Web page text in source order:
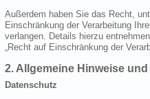
Außerdem haben Sie das Recht,
Einschränkung der Verarbeitung
verlangen. Details hierzu
„Recht auf Einschränkung der
2. Allgemeine Hinweise
Datenschutz